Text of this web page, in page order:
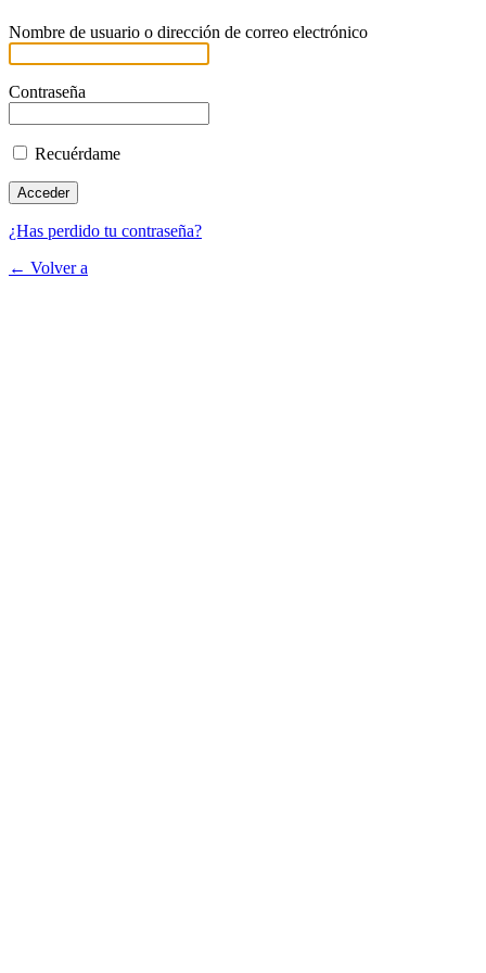
Nombre de usuario o dirección de correo electrónico
Contraseña
Recuérdame
¿Has perdido tu contraseña?
← Volver a